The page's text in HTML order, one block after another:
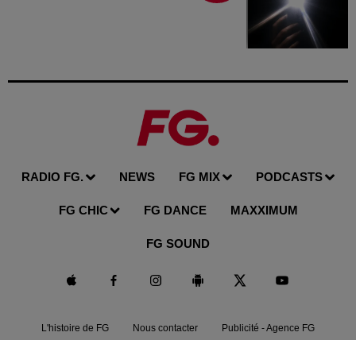
RADIO FG. NEWS FG MIX PODCASTS
FG CHIC FG DANCE MAXXIMUM
FG SOUND
L'histoire de FG Nous contacter Publicité - Agence FG